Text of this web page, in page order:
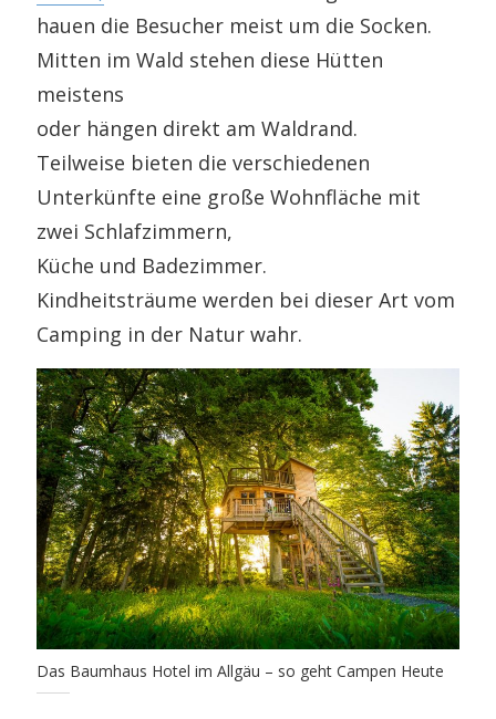
hauen die Besucher meist um die Socken.
Mitten im Wald stehen diese Hütten
meistens
oder hängen direkt am Waldrand.
Teilweise bieten die verschiedenen
Unterkünfte eine große Wohnfläche mit
zwei Schlafzimmern,
Küche und Badezimmer.
Kindheitsträume werden bei dieser Art vom
Camping in der Natur wahr.
Das Baumhaus Hotel im Allgäu – so geht Campen Heute